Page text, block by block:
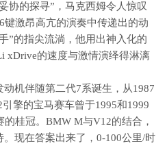
协的探寻”，马克西姆令人惊叹
键激昂高亢的演奏中传递出的动
”的指尖流淌，他用出神入化的
xDrive的速度与激情演绎得淋漓
机伴随第二代7系诞生，从1987
擎的宝马赛车曾于1995和1999
桂冠。BMW M与V12的结合，
现在答案出来了，0-100公里/时